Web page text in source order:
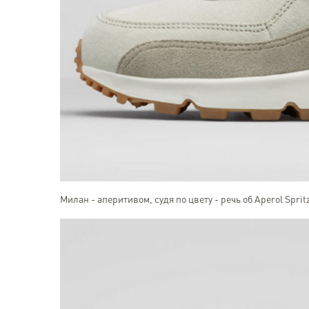
Милан - аперитивом, судя по цвету - речь об Aperol